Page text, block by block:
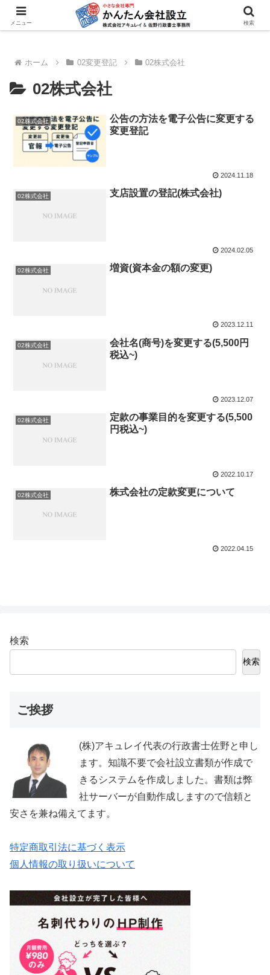
登記書類作成システム
ホーム 02変更登記 02株式会社
02株式会社
02株式会社
公告の方法を電子公告に変更する
変更登記
2024.11.18
02株式会社 支店設置の登記(株式会社)
2024.02.05
02株式会社 増資(資本金の額の変更)
2023.12.11
02株式会社
会社名(商号)を変更する(5,500円
税込~)
2023.12.07
02株式会社
定款の事業目的を変更する(5,500
円税込~)
2022.10.17
02株式会社 株式会社の定款変更について
2022.04.15
検索
検索
ご挨拶
(株)アキュレイ代表の行政書士佐野と申し
ます。知識不要で会社設立書類が作成で
きるシステムを作成しました。書類は弊
社サーバーが自動作成しますので信頼と
安さを兼ね備えてます。
特定商取引法に基づく表示
個人情報の取り扱いについて
メニュー 検索